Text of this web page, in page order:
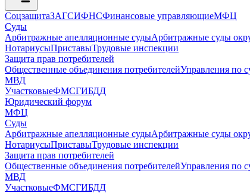
СоцзащитаЗАГСИФНСФинансовые управляющиеМФЦ
Суды
Арбитражные апелляционные судыАрбитражные суды
НотариусыПриставыТрудовые инспекции
Защита прав потребителей
Общественные объединения потребителейУправления по
МВД
УчастковыеФМСГИБДД
Юридический форум
МФЦ
Суды
Арбитражные апелляционные судыАрбитражные суды
НотариусыПриставыТрудовые инспекции
Защита прав потребителей
Общественные объединения потребителейУправления по
МВД
УчастковыеФМСГИБДД